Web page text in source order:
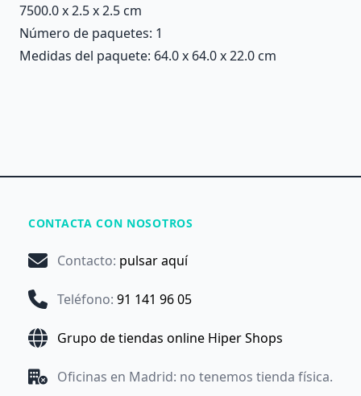
7500.0 x 2.5 x 2.5 cm
Número de paquetes: 1
Medidas del paquete: 64.0 x 64.0 x 22.0 cm
CONTACTA CON NOSOTROS
Contacto: pulsar aquí
Teléfono: 91 141 96 05
Grupo de tiendas online Hiper Shops
Oficinas en Madrid: no tenemos tienda física.